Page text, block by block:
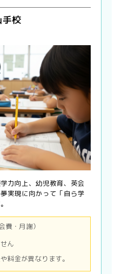
校
力向上、幼児教育、英会
実現に向かって「自ら学
費・月謝）
ん
料金が異なります。